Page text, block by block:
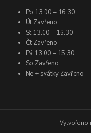
Po 13.00 – 16.30
Út Zavřeno
St 13.00 – 16.30
Čt Zavřeno
Pá 13.00 – 15.30
So Zavřeno
Ne + svátky Zavřeno
Vytvořeno